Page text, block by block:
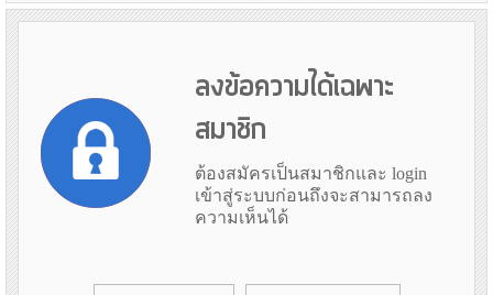
ลงข้อความได้เฉพาะ
สมาชิก
ต้องสมัครเป็นสมาชิกและ login
เข้าสู่ระบบก่อนถึงจะสามารถลง
ความเห็นได้